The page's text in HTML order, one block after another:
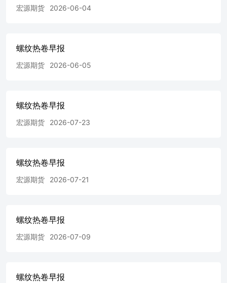
和建议不会发生任何变化。我们已力求报告内容的客观、公
未经书面许可，任何机构和个人不得以任何形式翻版、复制
和发布。如引用、刊发，需注明出处为宏源期货，且不得对
宏源期货 2026-06-04
螺纹热卷早报
宏源期货 2026-06-05
螺纹热卷早报
宏源期货 2026-07-23
螺纹热卷早报
宏源期货 2026-07-21
螺纹热卷早报
宏源期货 2026-07-09
螺纹热卷早报